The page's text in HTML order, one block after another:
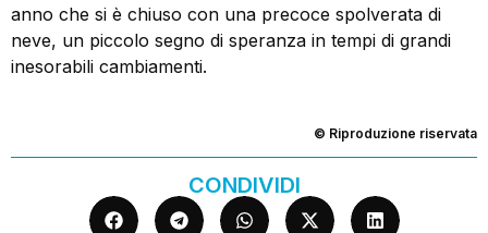
anno che si è chiuso con una precoce spolverata di
neve, un piccolo segno di speranza in tempi di grandi
inesorabili cambiamenti.
© Riproduzione riservata
CONDIVIDI